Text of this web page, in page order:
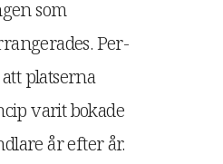
som
Per-
platserna
varit bokade
år efter år.